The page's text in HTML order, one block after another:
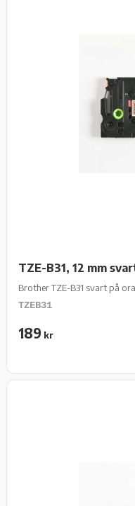
TZE-B31, 12 mm
Brother TZE-B31 svart på
TZEB31
189 kr